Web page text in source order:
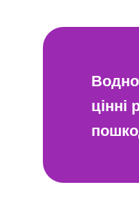
цінні